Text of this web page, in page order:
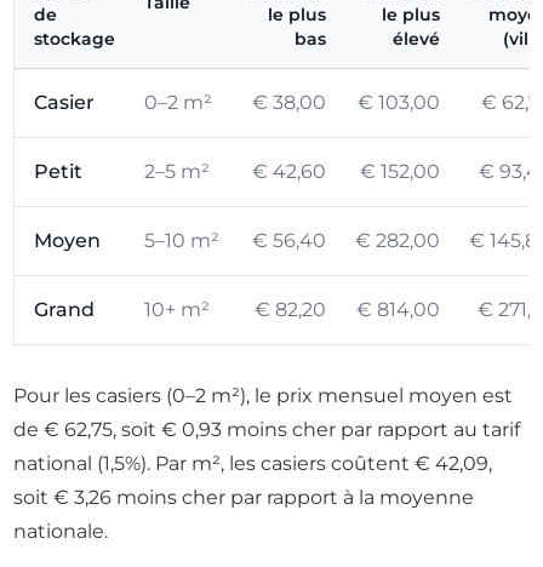
de
stockage
le plus
bas
le plus
élevé
Casier 0–2 m² € 38,00 € 103,00 €
Petit 2–5 m² € 42,60 € 152,00 €
Moyen 5–10 m² € 56,40 € 282,00 €
Grand 10+ m² € 82,20 € 814,00 €
Pour les casiers (0–2 m²), le prix mensuel moyen est
de € 62,75, soit € 0,93 moins cher par rapport au tarif
national (1,5%). Par m², les casiers coûtent € 42,09,
soit € 3,26 moins cher par rapport à la moyenne
nationale.